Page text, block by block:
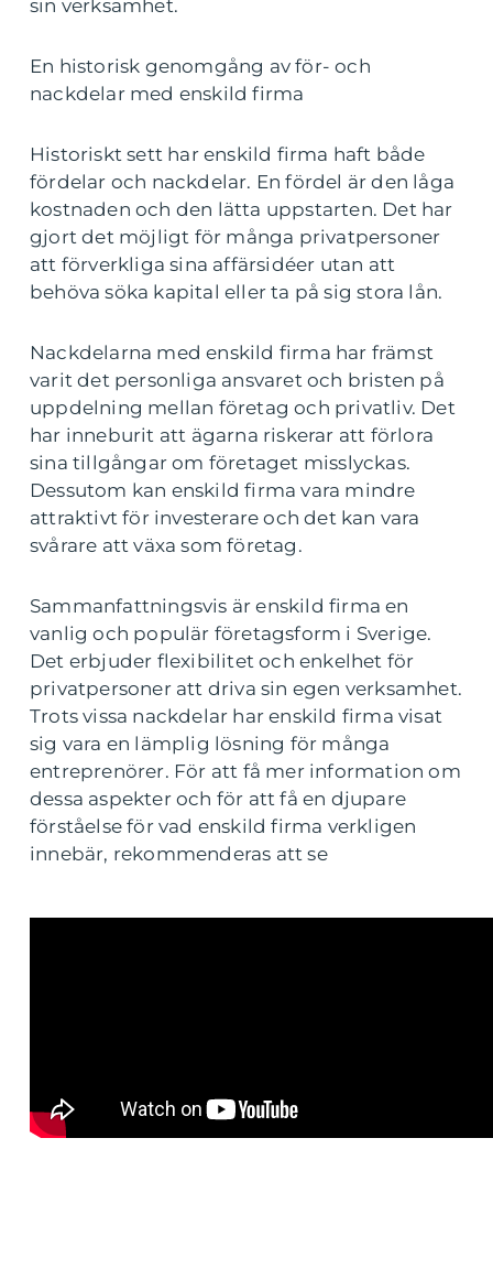
sin verksamhet.
En historisk genomgång av för- och
nackdelar med enskild firma
Historiskt sett har enskild firma haft både
fördelar och nackdelar. En fördel är den låga
kostnaden och den lätta uppstarten. Det har
gjort det möjligt för många privatpersoner
att förverkliga sina affärsidéer utan att
behöva söka kapital eller ta på sig stora lån.
Nackdelarna med enskild firma har främst
varit det personliga ansvaret och bristen på
uppdelning mellan företag och privatliv. Det
har inneburit att ägarna riskerar att förlora
sina tillgångar om företaget misslyckas.
Dessutom kan enskild firma vara mindre
attraktivt för investerare och det kan vara
svårare att växa som företag.
Sammanfattningsvis är enskild firma en
vanlig och populär företagsform i Sverige.
Det erbjuder flexibilitet och enkelhet för
privatpersoner att driva sin egen verksamhet.
Trots vissa nackdelar har enskild firma visat
sig vara en lämplig lösning för många
entreprenörer. För att få mer information om
dessa aspekter och för att få en djupare
förståelse för vad enskild firma verkligen
innebär, rekommenderas att se